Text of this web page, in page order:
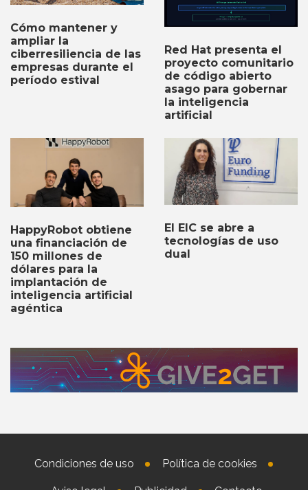
Cómo mantener y
ampliar la
ciberresiliencia de las
empresas durante el
período estival
Red Hat presenta el
proyecto comunitario
de código abierto
asago para gobernar
la inteligencia
artificial
HappyRobot obtiene
una financiación de
150 millones de
dólares para la
implantación de
inteligencia artificial
agéntica
El EIC se abre a
tecnologías de uso
dual
Condiciones de uso Política de cookies